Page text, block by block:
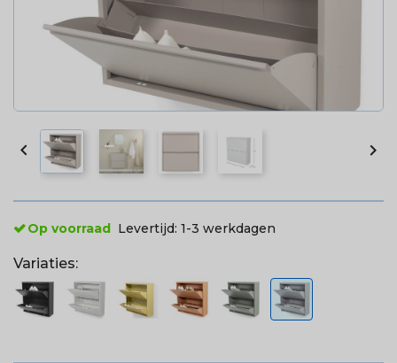
 
Op voorraad Levertijd: 1-3 werkdagen
Variaties: